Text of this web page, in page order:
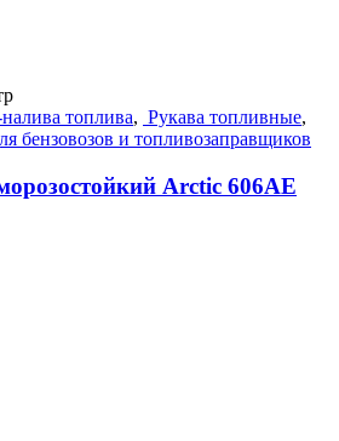
топлива, Рукава топливные,
бензовозов и топливозаправщиков
Arctic 606AE